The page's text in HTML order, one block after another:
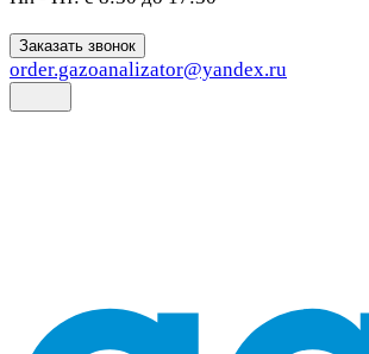
Заказать звонок
order.gazoanalizator@yandex.ru